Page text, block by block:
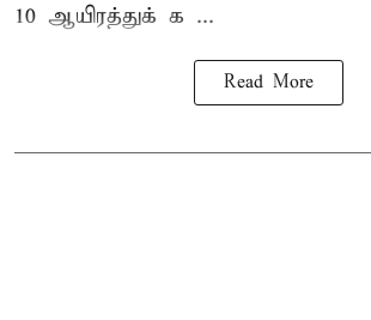
10 ஆயிரத்துக் க ...
Read More